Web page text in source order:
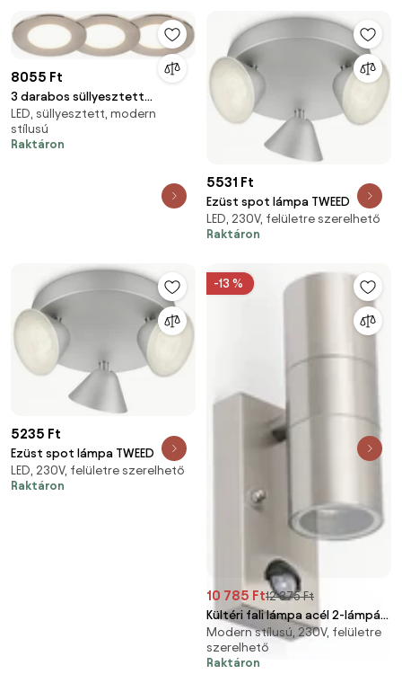
8055 Ft
3 darabos süllyesztett
spotlámpa készlet, kerek, acél,
LED-del, IP65 - Simply
LED, süllyesztett, modern
stílusú
Raktáron
5531 Ft
Ezüst spot lámpa TWEED
LED, 230V, felületre szerelhető
Raktáron
5235 Ft
Ezüst spot lámpa TWEED
LED, 230V, felületre szerelhető
Raktáron
-13 %
10 785 Ft12 375 Ft
Kültéri fali lámpa acél 2-lámpás
IP44 mozgásérzékelővel - Duo
Modern stílusú, 230V, felületre
szerelhető
Raktáron